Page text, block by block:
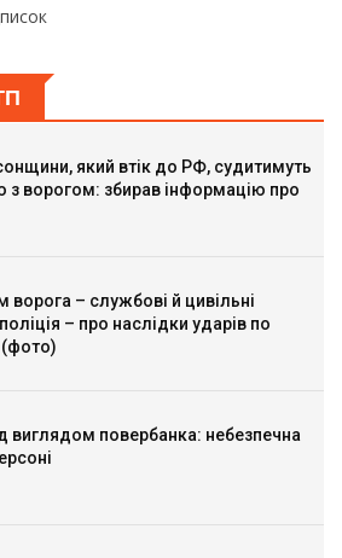
який втік до РФ, судитимуть
з ворогом: збирав інформацію про
ворога – службові й цивільні
– про наслідки ударів по
виглядом повербанка: небезпечна